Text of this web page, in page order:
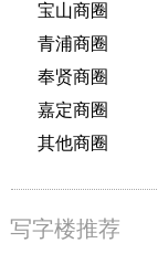
宝山商圈
青浦商圈
奉贤商圈
嘉定商圈
其他商圈
写字楼推荐